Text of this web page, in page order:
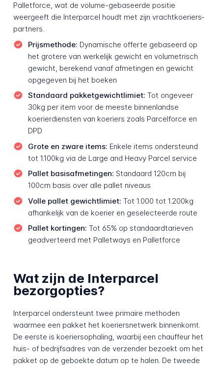
Palletforce, wat de volume-gebaseerde positie
weergeeft die Interparcel houdt met zijn vrachtkoeriers­
partners.
Prijsmethode: Dynamische offerte gebaseerd op
het grotere van werkelijk gewicht en volumetrisch
gewicht, berekend vanaf afmetingen en gewicht
opgegeven bij het boeken
Standaard pakketgewichtlimiet: Tot ongeveer
30kg per item voor de meeste binnenlandse
koerierdiensten van koeriers zoals Parcelforce en
DPD
Grote en zware items: Enkele items ondersteund
tot 1.100kg via de Large and Heavy Parcel service
Pallet basisafmetingen: Standaard 120cm bij
100cm basis over alle pallet niveaus
Volle pallet gewichtlimiet: Tot 1.000 tot 1.200kg
afhankelijk van de koerier en geselecteerde route
Pallet kortingen: Tot 65% op standaardtarieven
geadverteerd met Palletways en Palletforce
Wat zijn de Interparcel
bezorgopties?
Interparcel ondersteunt twee primaire methoden
waarmee een pakket het koeriersnetwerk binnenkomt.
De eerste is koeriers­ophaling, waarbij een chauffeur het
huis- of bedrijfsadres van de verzender bezoekt om het
pakket op de geboekte datum op te halen. De tweede